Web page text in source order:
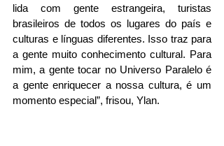
lida com gente estrangeira, turistas
brasileiros de todos os lugares do país e
culturas e línguas diferentes. Isso traz para
a gente muito conhecimento cultural. Para
mim, a gente tocar no Universo Paralelo é
a gente enriquecer a nossa cultura, é um
momento especial”, frisou, Ylan.